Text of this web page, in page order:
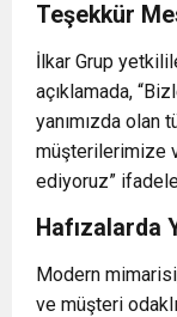
Teşekkür
İlkar Grup
açıklamada,
yanımızda olan
müşterilerimize
ediyoruz”
Hafızalarda
Modern
ve müşteri